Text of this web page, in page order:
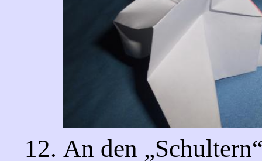
An den
Schultern